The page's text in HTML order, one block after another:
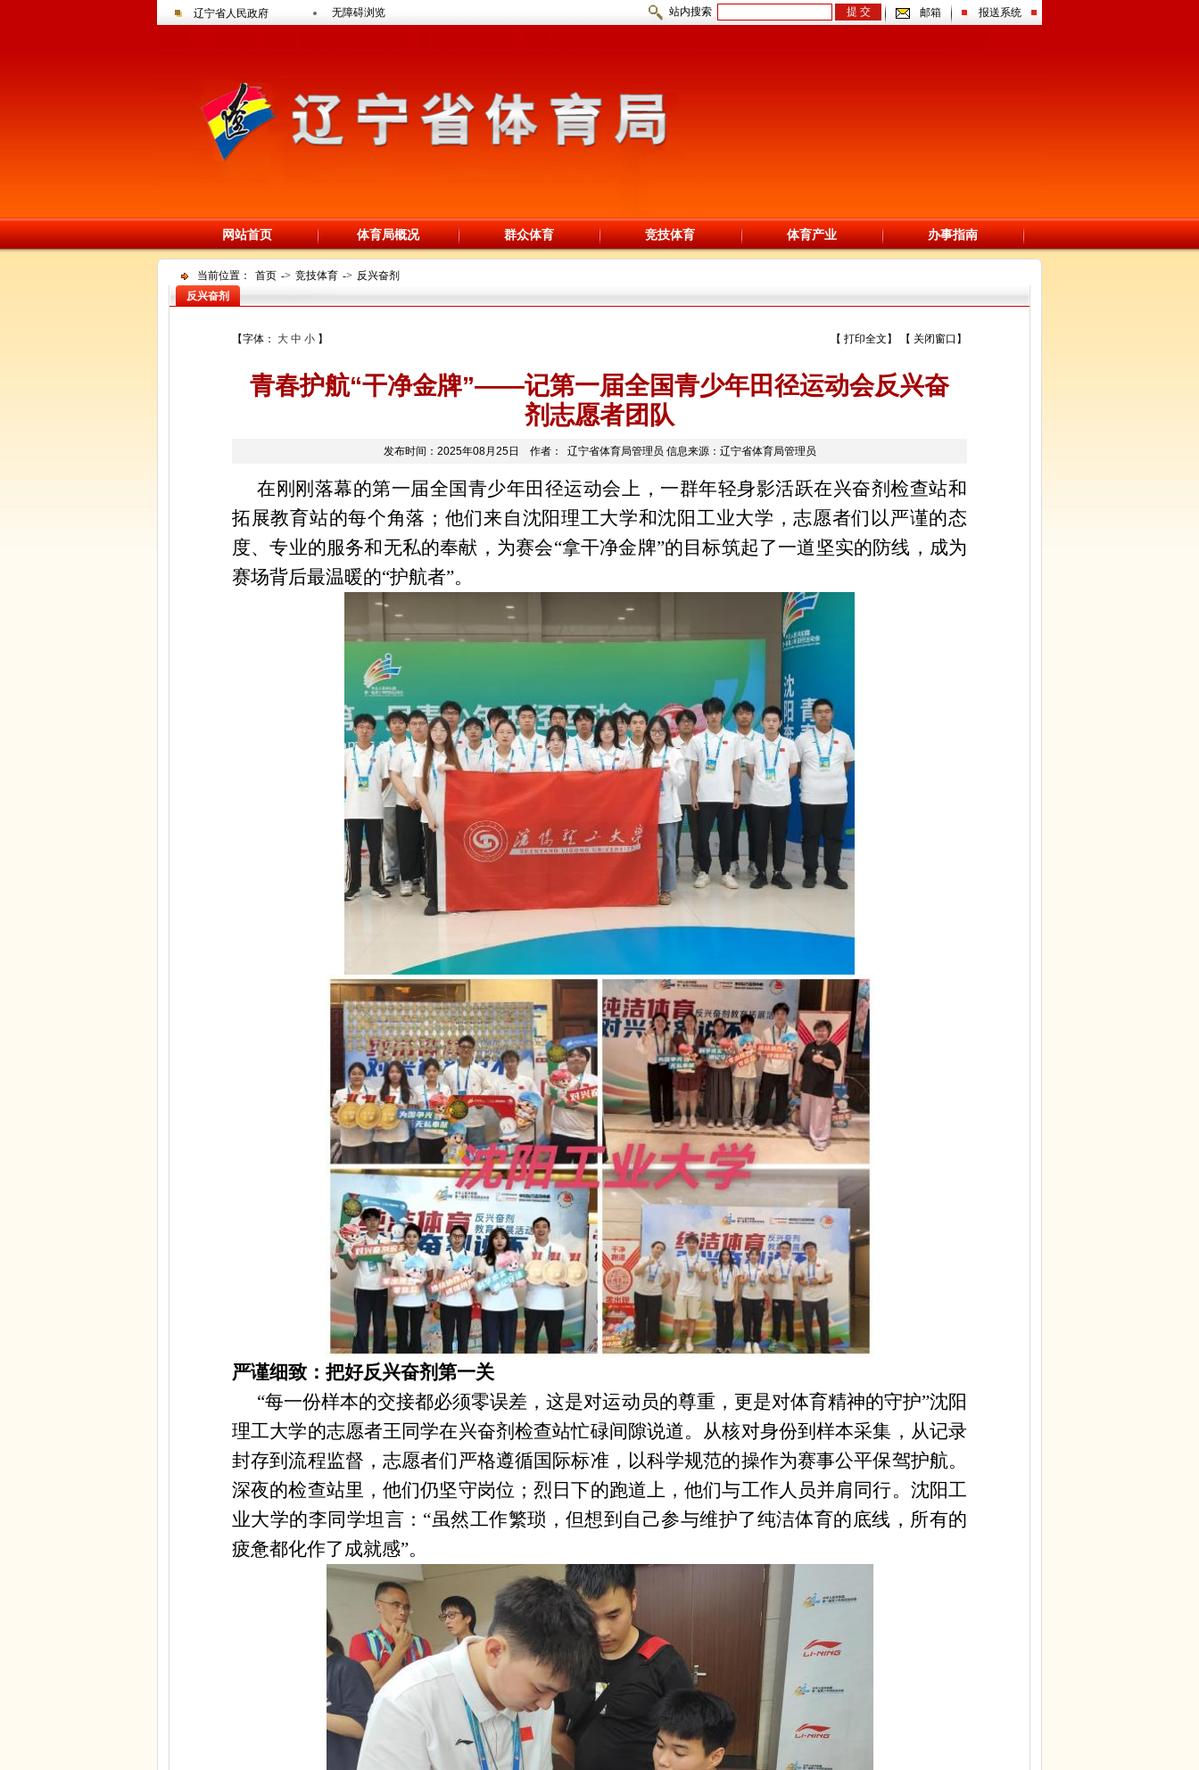
辽宁省人民政府 站内搜索 邮箱 报送系统
无障碍浏览
网站首页 体育局概况 群众体育 竞技体育 体育产业 办事指南 青少年体育
当前位置： 首页 -> 竞技体育 -> 反兴奋剂
反兴奋剂
【字体： 大 中 小 】 【 打印全文 】 【 关闭窗口 】
青春护航“干净金牌”——记第一届全国青少年田径运动会反兴奋
剂志愿者团队
发布时间：2025年08月25日 作者： 辽宁省体育局管理员 信息来源：辽宁省体育局管理员
在刚刚落幕的第一届全国青少年田径运动会上，一群年轻身影活跃在兴奋剂检查站和
拓展教育站的每个角落；他们来自沈阳理工大学和沈阳工业大学，志愿者们以严谨的态
度、专业的服务和无私的奉献，为赛会“拿干净金牌”的目标筑起了一道坚实的防线，成为
赛场背后最温暖的“护航者”。
严谨细致：把好反兴奋剂第一关
“每一份样本的交接都必须零误差，这是对运动员的尊重，更是对体育精神的守护”沈阳
理工大学的志愿者王同学在兴奋剂检查站忙碌间隙说道。从核对身份到样本采集，从记录
封存到流程监督，志愿者们严格遵循国际标准，以科学规范的操作为赛事公平保驾护航。
深夜的检查站里，他们仍坚守岗位；烈日下的跑道上，他们与工作人员并肩同行。沈阳工
业大学的李同学坦言：“虽然工作繁琐，但想到自己参与维护了纯洁体育的底线，所有的
疲惫都化作了成就感”。